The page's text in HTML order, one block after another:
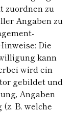
zuordnen zu
Angaben zu
Die
kann
wird ein
gebildet und
Angaben
B. welche